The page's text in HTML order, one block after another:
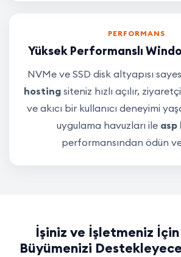
PERFORMANS
Yüksek Performanslı
NVMe ve SSD disk altyapısı
hosting siteniz hızlı açılır,
ve akıcı bir kullanıcı deneyimi
uygulama havuzları ile asp
performansından ödün
İşiniz ve İşletmeniz
Büyümenizi